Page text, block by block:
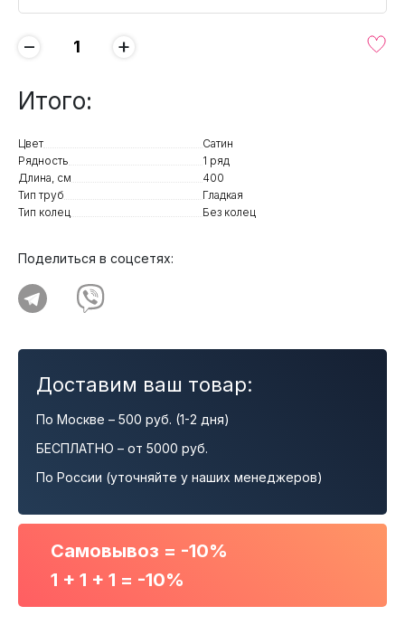
− +
Итого:
Цвет
Сатин
Рядность
1 ряд
Длина, см
400
Тип труб
Гладкая
Тип колец
Без колец
Поделиться в соцсетях:
Доставим ваш товар:
По Москве – 500 руб. (1-2 дня)
БЕСПЛАТНО – от 5000 руб.
По России (уточняйте у наших менеджеров)
Самовывоз = -10%
1 + 1 + 1 = -10%